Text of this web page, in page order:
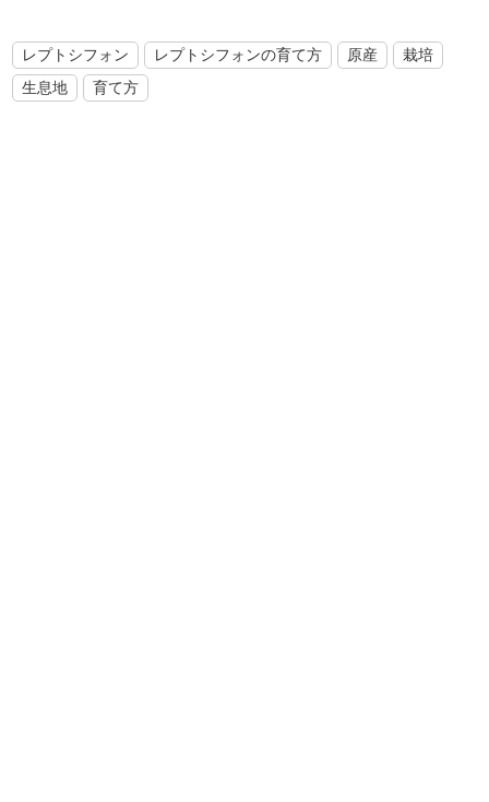
レプトシフォン レプトシフォンの育て方 原産
栽培
生息地
育て方